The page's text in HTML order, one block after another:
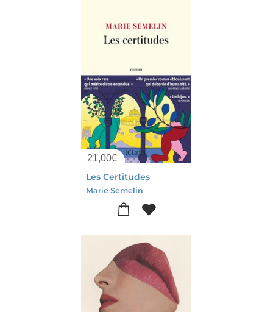
21,00€
Les Certitudes
Marie Semelin